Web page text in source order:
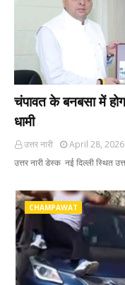
चंपावत के बनबसा में
धामी
उत्तर नारी
April 28, 2026
उत्तर नारी डेस्क नई दिल्ली स्थित
CHAMPAWAT